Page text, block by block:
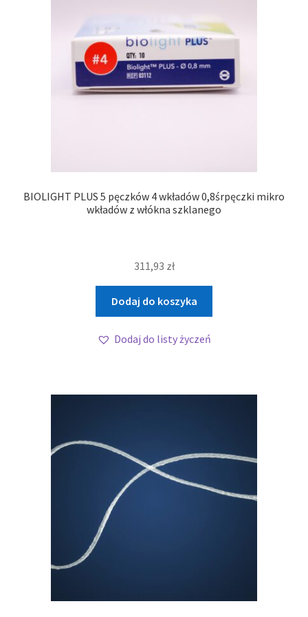
BIOLIGHT PLUS 5 pęczków 4 wkładów 0,8śrpęczki mikro
wkładów z włókna szklanego
311,93 zł
Dodaj do koszyka
Dodaj do listy życzeń